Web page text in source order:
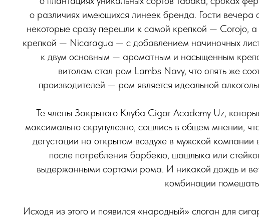
о различиях имеющихся линеек бренда. Гости вечера
некоторые сразу перешли к самой крепкой — Corojo, а
крепкой — Nicaragua — с добавлением начиночных
к двум основным — ароматным и насыщенным
витолам стал ром Lambs Navy, что опять же
производителей — ром является идеальной
Те члены Закрытого Клуба Cigar Academy Uz,
максимально скрупулезно, сошлись в общем мнении,
дегустации на открытом воздухе в мужской
после потребления барбекю, шашлыка или
выдержанными сортами рома. И никакой дождь и
комбинации
Исходя из этого и появился «народный» слоган для